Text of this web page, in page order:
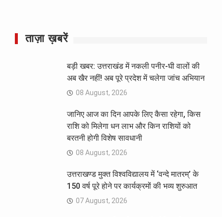
ताज़ा ख़बरें
बड़ी खबर: उत्तराखंड में नकली पनीर-घी वालों की
अब खैर नहीं! अब पूरे प्रदेश में चलेगा जांच अभियान
08 August, 2026
जानिए आज का दिन आपके लिए कैसा रहेगा, किस
राशि को मिलेगा धन लाभ और किन राशियों को
बरतनी होगी विशेष सावधानी
08 August, 2026
उत्तराखण्ड मुक्त विश्वविद्यालय में ‘वन्दे मातरम्’ के
150 वर्ष पूरे होने पर कार्यक्रमों की भव्य शुरुआत
07 August, 2026